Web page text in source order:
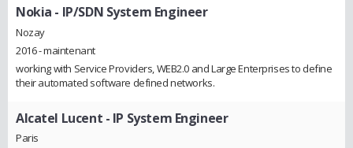
Nokia - IP/SDN System Engineer
Nozay
2016 - maintenant
working with Service Providers, WEB2.0 and Large Enterprises to define
their automated software defined networks.
Alcatel Lucent - IP System Engineer
Paris